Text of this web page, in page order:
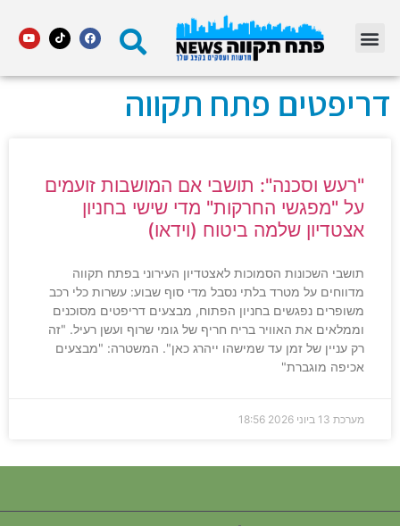
דריפטים פתח תקווה
"רעש וסכנה": תושבי אם המושבות זועמים
על "מפגשי החרקות" מדי שישי בחניון
אצטדיון שלמה ביטוח (וידאו)
תושבי השכונות הסמוכות לאצטדיון העירוני בפתח תקווה
מדווחים על מטרד בלתי נסבל מדי סוף שבוע: עשרות כלי רכב
משופרים נפגשים בחניון הפתוח, מבצעים דריפטים מסוכנים
וממלאים את האוויר בריח חריף של גומי שרוף ועשן רעיל. "זה
רק עניין של זמן עד שמישהו ייהרג כאן". המשטרה: "מבצעים
אכיפה מוגברת"
מערכת 13 ביוני 2026 18:56